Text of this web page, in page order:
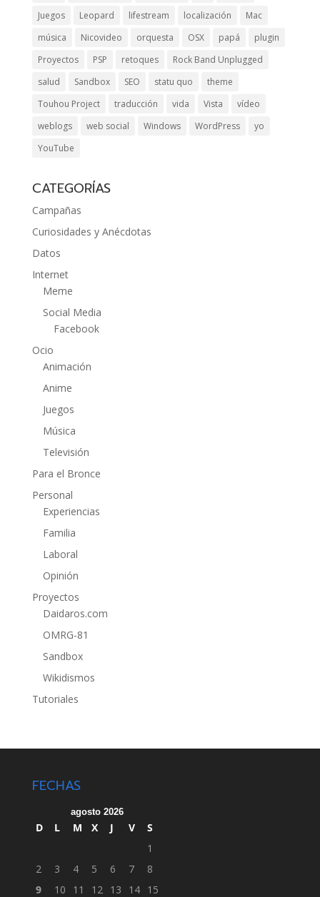
Juegos
Leopard lifestream localización
Mac
música
Nicovideo orquesta OSX papá
plugin
Proyectos
PSP retoques
Rock Band Unplugged
salud
Sandbox SEO statu quo
theme
Touhou Project
traducción vida Vista
vídeo
weblogs
web social Windows WordPress
yo
YouTube
CATEGORÍAS
Campañas
Curiosidades y Anécdotas
Datos
Internet
Meme
Social Media
Facebook
Ocio
Animación
Anime
Juegos
Música
Televisión
Para el Bronce
Personal
Experiencias
Familia
Laboral
Opinión
Proyectos
Daidaros.com
OMRG-81
Sandbox
Wikidismos
Tutoriales
FECHAS
agosto 2026
D L M X J V
S
1
2
3 4 5 6 7
8
9
10 11 12 13 14 15